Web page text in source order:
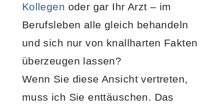
Kollegen oder gar Ihr Arzt – im
Berufsleben alle gleich behandeln
und sich nur von knallharten Fakten
überzeugen lassen?
Wenn Sie diese Ansicht vertreten,
muss ich Sie enttäuschen. Das